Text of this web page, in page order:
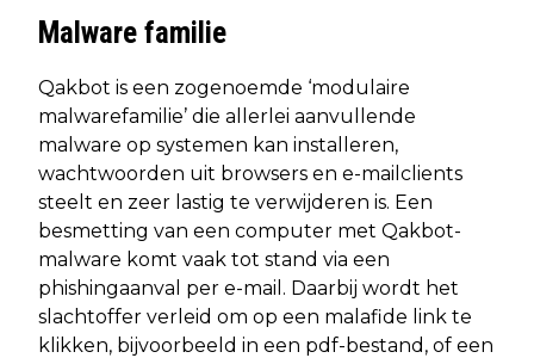
Malware familie
Qakbot is een zogenoemde ‘modulaire
malwarefamilie’ die allerlei aanvullende
malware op systemen kan installeren,
wachtwoorden uit browsers en e-mailclients
steelt en zeer lastig te verwijderen is. Een
besmetting van een computer met Qakbot-
malware komt vaak tot stand via een
phishingaanval per e-mail. Daarbij wordt het
slachtoffer verleid om op een malafide link te
klikken, bijvoorbeeld in een pdf-bestand, of een